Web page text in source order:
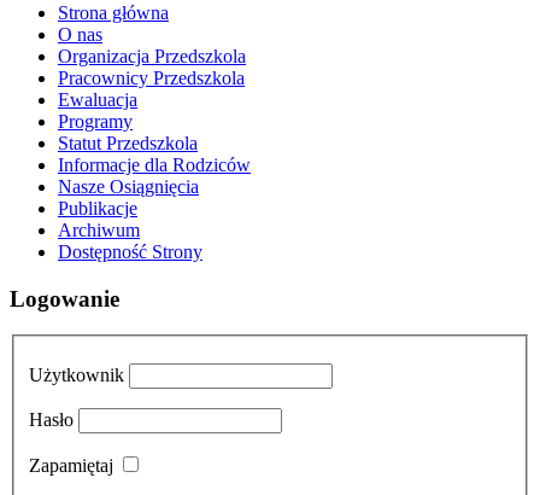
Strona główna
O nas
Organizacja Przedszkola
Pracownicy Przedszkola
Ewaluacja
Programy
Statut Przedszkola
Informacje dla Rodziców
Nasze Osiągnięcia
Publikacje
Archiwum
Dostępność Strony
Logowanie
Użytkownik
Hasło
Zapamiętaj